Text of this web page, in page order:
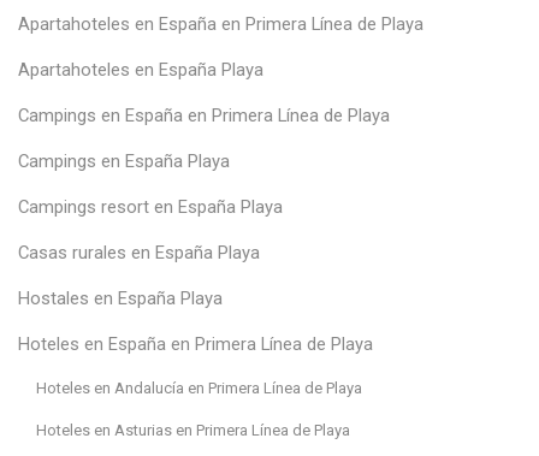
Apartahoteles en España en Primera Línea de Playa
Apartahoteles en España Playa
Campings en España en Primera Línea de Playa
Campings en España Playa
Campings resort en España Playa
Casas rurales en España Playa
Hostales en España Playa
Hoteles en España en Primera Línea de Playa
Hoteles en Andalucía en Primera Línea de Playa
Hoteles en Asturias en Primera Línea de Playa